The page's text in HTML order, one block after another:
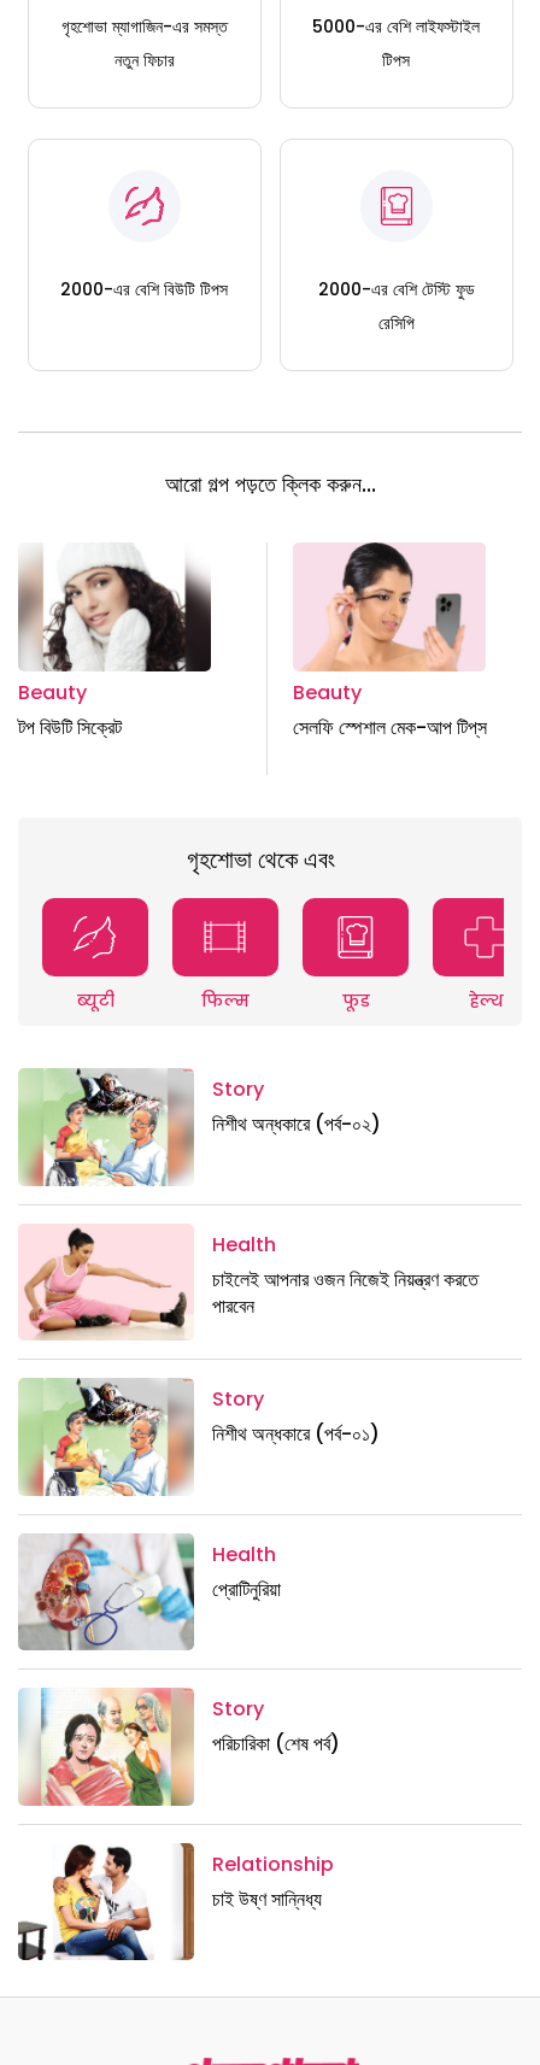
গৃহশোভা ম্যাগাজিন-এর সমস্ত
নতুন ফিচার
5000-এর বেশি লাইফস্টাইল
টিপস
2000-এর বেশি বিউটি টিপস
2000-এর বেশি টেস্টি ফুড
রেসিপি
আরো গল্প পড়তে ক্লিক করুন...
Beauty
টপ বিউটি সিক্রেট
Beauty
সেলফি স্পেশাল মেক-আপ টিপ্‌স
গৃহশোভা থেকে এবং
ब्यूटी फिल्म फूड हेल्थ
Story
নিশীথ অন্ধকারে (পর্ব-০২)
Health
চাইলেই আপনার ওজন নিজেই নিয়ন্ত্রণ করতে
পারবেন
Story
নিশীথ অন্ধকারে (পর্ব-০১)
Health
প্রোটিনুরিয়া
Story
পরিচারিকা (শেষ পর্ব)
Relationship
চাই উষ্ণ সান্নিধ্য